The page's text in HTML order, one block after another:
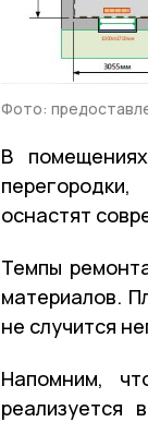
Фото:
В
оснастят
Темпы
материалов.
не случится
Напомним,
реализуется